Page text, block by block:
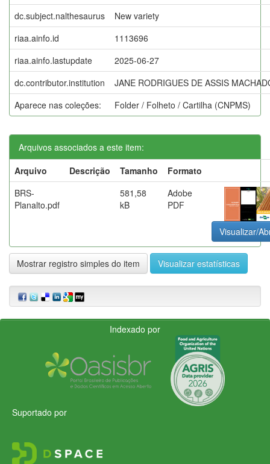
dc.subject.nalthesaurus
New variety
riaa.ainfo.id
1113696
riaa.ainfo.lastupdate
2025-06-27
dc.contributor.institution
JANE RODRIGUES DE ASSIS
Aparece nas coleções:
Folder / Folheto / Cartilha (CNPMS)
Arquivos associados a este item:
Arquivo
Descrição Tamanho
Formato
BRS-
Planalto.pdf
581,58
kB
Adobe
PDF
Visualizar/
Mostrar registro simples do item Visualizar estatísticas
Indexado por
Suportado por